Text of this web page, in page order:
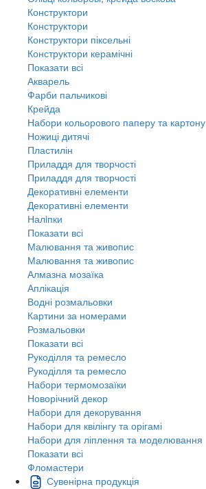
Конструктори
Конструктори
Конструктори піксельні
Конструктори керамічні
Показати всі
Акварель
Фарби пальчикові
Крейда
Набори кольорового паперу та картону
Ножиці дитячі
Пластилін
Приладдя для творчості
Приладдя для творчості
Декоративні елементи
Декоративні елементи
Налiпки
Показати всі
Малювання та живопис
Малювання та живопис
Алмазна мозаїка
Аплікація
Водні розмальовки
Картини за номерами
Розмальовки
Показати всі
Рукоділля та ремесло
Рукоділля та ремесло
Набори термомозаїки
Новорічний декор
Набори для декорування
Набори для квілінгу та орігамі
Набори для ліплення та моделювання
Показати всі
Фломастери
Сувенірна продукція